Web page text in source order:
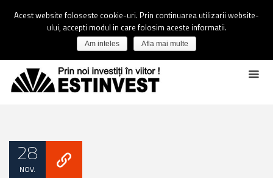
28
NOV.
Acest website foloseste cookie-uri. Prin continuarea utilizarii website-
ului, accepti modul in care folosim aceste informatii.
Am inteles Afla mai multe